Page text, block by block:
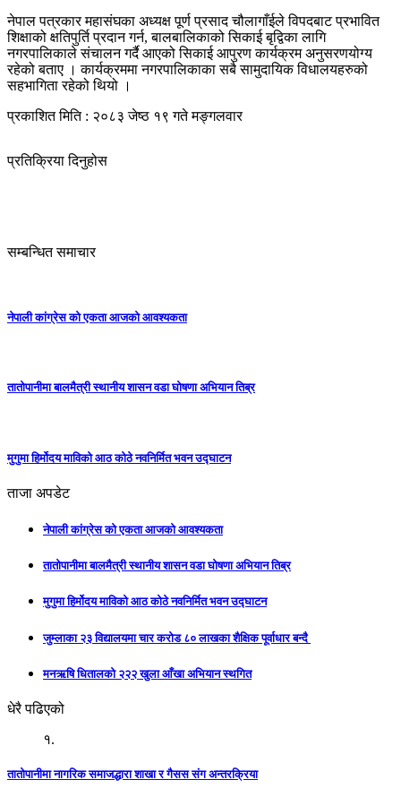
नेपाल पत्रकार महासंघका अध्यक्ष पूर्ण प्रसाद चौलागाँईले विपदबाट प्रभावित
शिक्षाको क्षतिपुर्ति प्रदान गर्न, बालबालिकाको सिकाई बृद्विका लागि
नगरपालिकाले संचालन गर्दै आएको सिकाई आपुरण कार्यक्रम अनुसरणयोग्य
रहेको बताए । कार्यक्रममा नगरपालिकाका सबै सामुदायिक विधालयहरुको
सहभागिता रहेको थियो ।
प्रकाशित मिति : २०८३ जेष्ठ १९ गते मङ्गलवार
प्रतिक्रिया दिनुहोस
सम्बन्धित समाचार
नेपाली कांग्रेस को एकता आजको आवश्यकता
तातोपानीमा बालमैत्री स्थानीय शासन वडा घोषणा अभियान तिब्र
मुगुमा हिर्मोदय माविको आठ कोठे नवनिर्मित भवन उद्घाटन
ताजा अपडेट
नेपाली कांग्रेस को एकता आजको आवश्यकता
तातोपानीमा बालमैत्री स्थानीय शासन वडा घोषणा अभियान तिब्र
मुगुमा हिर्मोदय माविको आठ कोठे नवनिर्मित भवन उद्घाटन
जुम्लाका २३ विद्यालयमा चार करोड ८० लाखका शैक्षिक पूर्वाधार बन्दै
मनऋषि धितालको २२२ खुला आँखा अभियान स्थगित
धेरै पढिएको
१.
तातोपानीमा नागरिक समाजद्धारा शाखा र गैसस संग अन्तरक्रिया